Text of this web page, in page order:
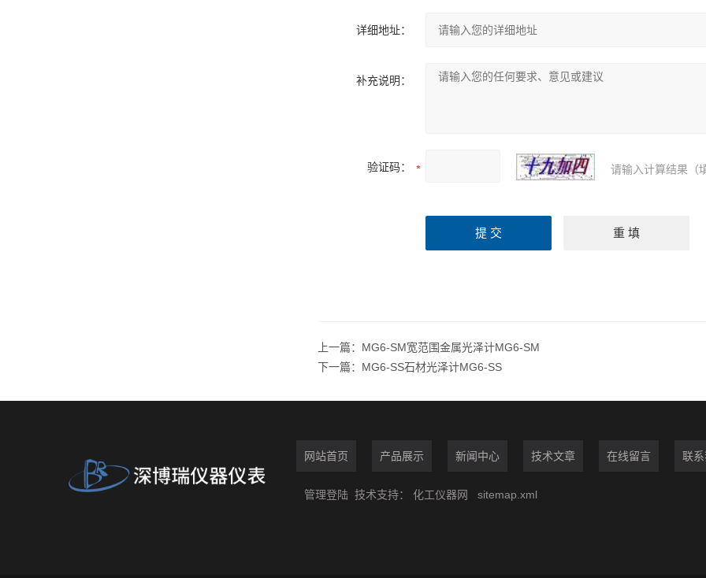
详细地址：
补充说明：
验证码： 请输入计算结果（
上一篇： MG6-SM宽范围金属光泽计MG6-SM
下一篇： MG6-SS石材光泽计MG6-SS
网站首页 产品展示 新闻中心 技术文章 在线留言 联系
管理登陆 技术支持： 化工仪器网 sitemap.xml